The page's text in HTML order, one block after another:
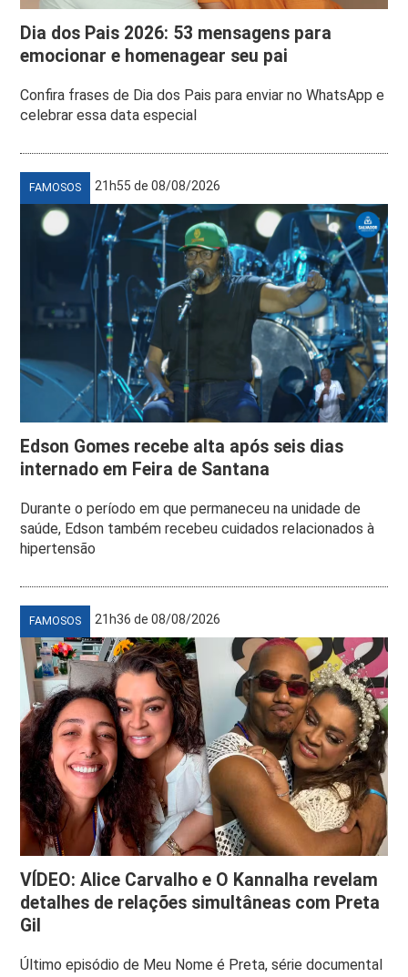
Dia dos Pais 2026: 53 mensagens para
emocionar e homenagear seu pai
Confira frases de Dia dos Pais para enviar no WhatsApp e
celebrar essa data especial
FAMOSOS 21h55 de 08/08/2026
Edson Gomes recebe alta após seis dias
internado em Feira de Santana
Durante o período em que permaneceu na unidade de
saúde, Edson também recebeu cuidados relacionados à
hipertensão
FAMOSOS 21h36 de 08/08/2026
VÍDEO: Alice Carvalho e O Kannalha revelam
detalhes de relações simultâneas com Preta
Gil
Último episódio de Meu Nome é Preta, série documental